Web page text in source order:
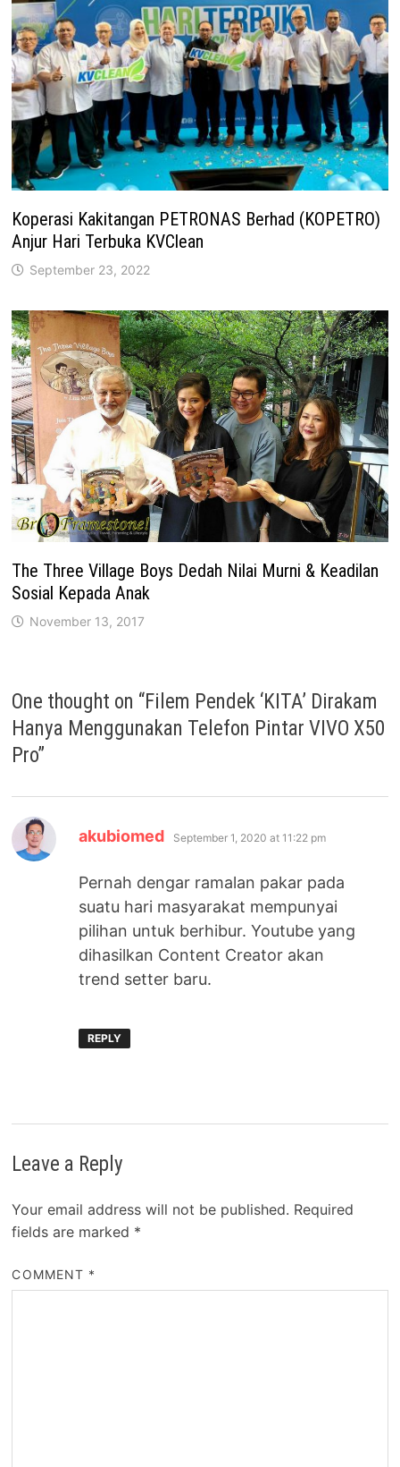
Koperasi Kakitangan PETRONAS Berhad (KOPETRO)
Anjur Hari Terbuka KVClean
September 23, 2022
The Three Village Boys Dedah Nilai Murni & Keadilan
Sosial Kepada Anak
November 13, 2017
One thought on “Filem Pendek ‘KITA’ Dirakam
Hanya Menggunakan Telefon Pintar VIVO X50
Pro”
akubiomed says:
September 1, 2020 at 11:22 pm
Pernah dengar ramalan pakar pada
suatu hari masyarakat mempunyai
pilihan untuk berhibur. Youtube yang
dihasilkan Content Creator akan
trend setter baru.
REPLY
Leave a Reply
Your email address will not be published. Required
fields are marked *
COMMENT *